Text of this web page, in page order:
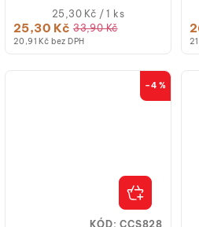
20,91 Kč bez DPH
25,30 Kč 33,90 Kč
Měrná
cena:
25,30 Kč / 1 ks
–4 %
KÓD:CCS828